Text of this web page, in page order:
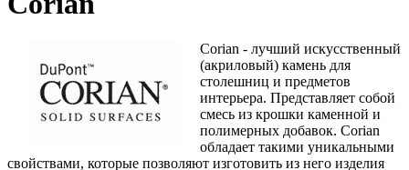
Corian - лучший искусственный
(акриловый) камень для
столешниц и предметов
интерьера. Представляет собой
смесь из крошки каменной и
полимерных добавок. Corian
обладает такими уникальными
свойствами, которые позволяют изготовить из него изделия